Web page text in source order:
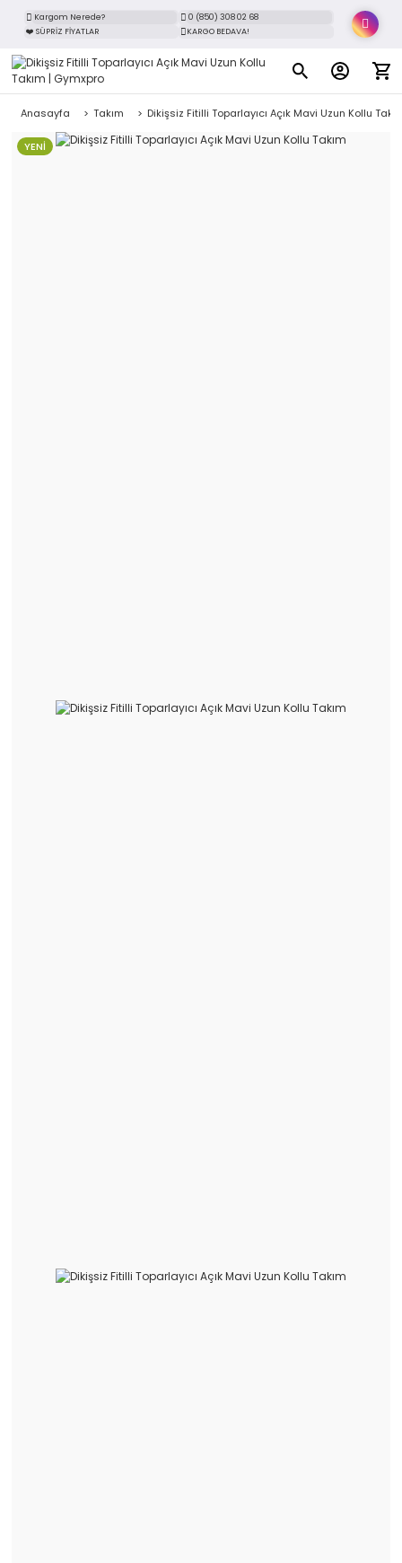
Kargom Nerede?
0 (850) 308 02 68
❤️ SÜPRİZ FİYATLAR
KARGO BEDAVA!
Anasayfa Takım Dikişsiz Fitilli Toparlayıcı Açık Mavi Uzun Kollu
YENİ